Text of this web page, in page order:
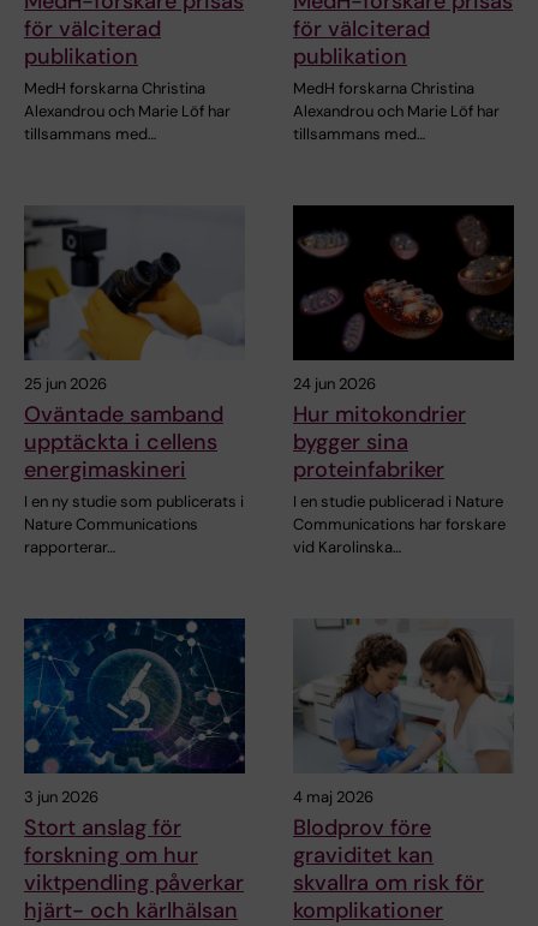
för välciterad
publikation
MedH forskarna Christina
Alexandrou och Marie Löf har
tillsammans med…
för välciterad
publikation
MedH forskarna Christina
Alexandrou och Marie Löf har
tillsammans med…
25 jun 2026
Oväntade samband
upptäckta i cellens
energimaskineri
I en ny studie som publicerats i
Nature Communications
rapporterar…
24 jun 2026
Hur mitokondrier
bygger sina
proteinfabriker
I en studie publicerad i Nature
Communications har forskare
vid Karolinska…
3 jun 2026
Stort anslag för
forskning om hur
viktpendling påverkar
hjärt- och kärlhälsan
4 maj 2026
Blodprov före
graviditet kan
skvallra om risk för
komplikationer